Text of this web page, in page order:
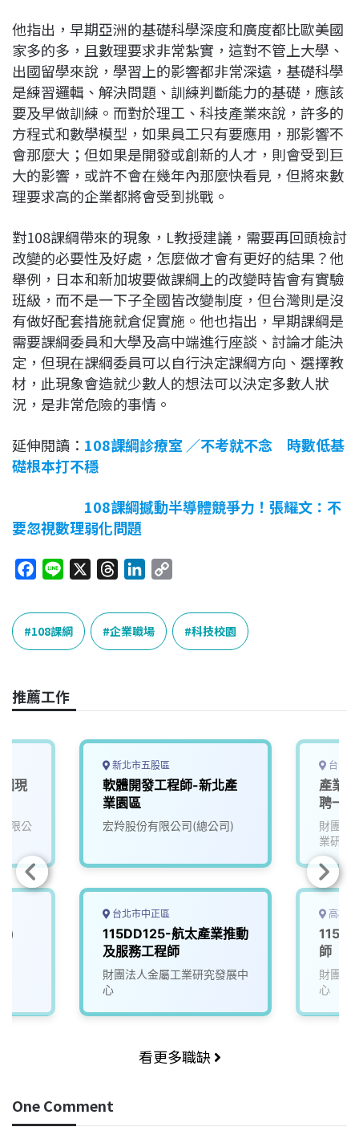
他指出，早期亞洲的基礎科學深度和廣度都比歐美國
家多的多，且數理要求非常紮實，這對不管上大學、
出國留學來說，學習上的影響都非常深遠，基礎科學
是練習邏輯、解決問題、訓練判斷能力的基礎，應該
要及早做訓練。而對於理工、科技產業來說，許多的
方程式和數學模型，如果員工只有要應用，那影響不
會那麼大；但如果是開發或創新的人才，則會受到巨
大的影響，或許不會在幾年內那麼快看見，但將來數
理要求高的企業都將會受到挑戰。
對108課綱帶來的現象，L教授建議，需要再回頭檢討
改變的必要性及好處，怎麼做才會有更好的結果？他
舉例，日本和新加坡要做課綱上的改變時皆會有實驗
班級，而不是一下子全國皆改變制度，但台灣則是沒
有做好配套措施就倉促實施。他也指出，早期課綱是
需要課綱委員和大學及高中端進行座談、討論才能決
定，但現在課綱委員可以自行決定課綱方向、選擇教
材，此現象會造就少數人的想法可以決定多數人狀
況，是非常危險的事情。
延伸閱讀： 108課綱診療室 ／不考就不念 時數低基
礎根本打不穩
108課綱撼動半導體競爭力！張耀文：不
要忽視數理弱化問題
c
e
b
o
k
n
e
r
e
a
n
k
e
n
y
L
k
108課綱 企業職場 科技校園
推薦工作
現
專區
限公
)
新北市五股區
軟體開發工程師-新北產
業園區
宏羚股份有限公司(總公司)
台北市中正區
115DD125-航太產業推動
及服務工程師
財團法人金屬工業研究發展中
心
台中
產業
聘一
財團法
業研究
高雄
師
財團法
心
看更多職缺
One Comment